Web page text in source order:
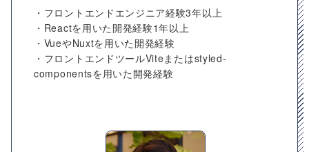
・フロントエンドエンジニア経験3年以上
・Reactを用いた開発経験1年以上
・VueやNuxtを用いた開発経験
・フロントエンドツールViteまたはstyled-
componentsを用いた開発経験